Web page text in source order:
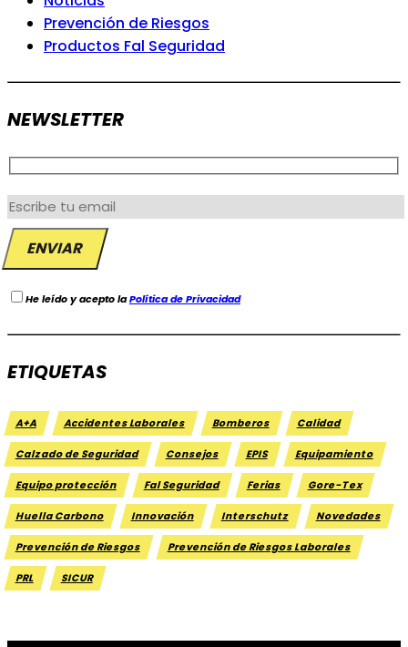
Prevención de Riesgos
Productos Fal Seguridad
NEWSLETTER
He leído y acepto laPolítica de Privacidad
ETIQUETAS
A+A Accidentes Laborales Bomberos Calidad
Calzado de Seguridad Consejos EPIS Equipamiento
Equipo protección Fal Seguridad Ferias Gore-Tex
Huella Carbono Innovación Interschutz Novedades
Prevención de Riesgos Prevención de Riesgos Laborales
PRL SICUR